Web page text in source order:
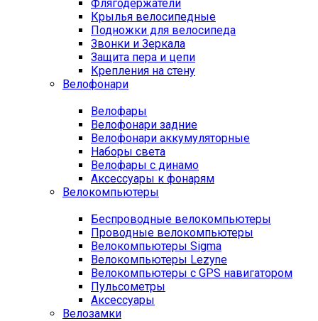
Флягодержатели
Крылья велосипедные
Подножки для велосипеда
Звонки и Зеркала
Защита пера и цепи
Крепления на стену
Велофонари
Велофары
Велофонари задние
Велофонари аккумуляторные
Наборы света
Велофары с динамо
Аксессуары к фонарям
Велокомпьютеры
Беспроводные велокомпьютеры
Проводные велокомпьютеры
Велокомпьютеры Sigma
Велокомпьютеры Lezyne
Велокомпьютеры с GPS навигатором
Пульсометры
Аксессуары
Велозамки